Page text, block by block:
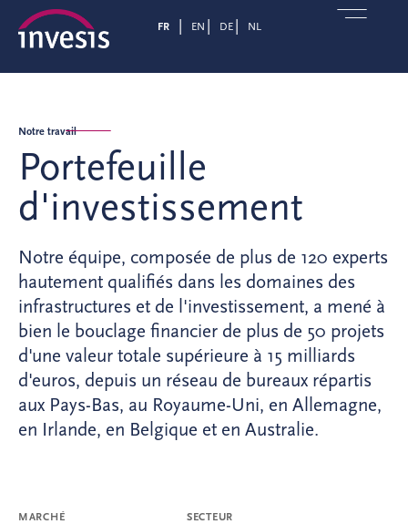
FR EN DE NL
Notre travail
Portefeuille
d'investissement
Notre équipe, composée de plus de 120 experts
hautement qualifiés dans les domaines des
infrastructures et de l'investissement, a mené à
bien le bouclage financier de plus de 50 projets
d'une valeur totale supérieure à 15 milliards
d'euros, depuis un réseau de bureaux répartis
aux Pays-Bas, au Royaume-Uni, en Allemagne,
en Irlande, en Belgique et en Australie.
MARCHÉ SECTEUR